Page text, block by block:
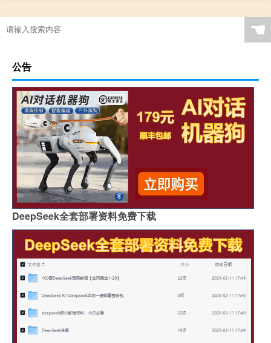
☚
公告
DeepSeek全套部署资料免费下载